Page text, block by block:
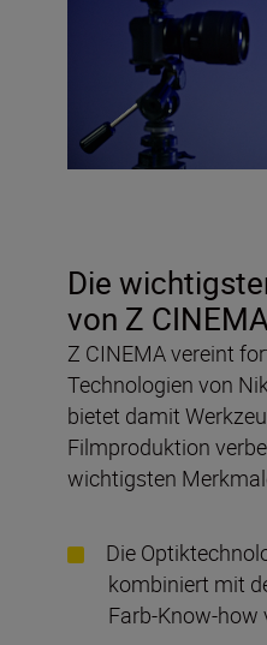
Die
von Z
Z CINEMA vereint
Technologien von
bietet damit
Filmproduktion
wichtigsten
Die
kombiniert mit
Farb-Know-how